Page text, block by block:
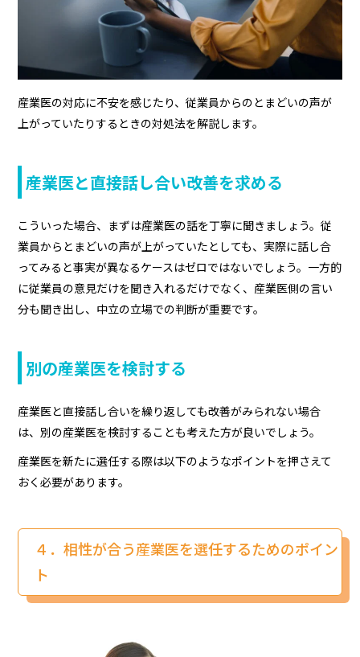
産業医の対応に不安を感じたり、従業員からのとまどいの声が
上がっていたりするときの対処法を解説します。
産業医と直接話し合い改善を求める
こういった場合、まずは産業医の話を丁寧に聞きましょう。従
業員からとまどいの声が上がっていたとしても、実際に話し合
ってみると事実が異なるケースはゼロではないでしょう。一方的
に従業員の意見だけを聞き入れるだけでなく、産業医側の言い
分も聞き出し、中立の立場での判断が重要です。
別の産業医を検討する
産業医と直接話し合いを繰り返しても改善がみられない場合
は、別の産業医を検討することも考えた方が良いでしょう。
産業医を新たに選任する際は以下のようなポイントを押さえて
おく必要があります。
４．相性が合う産業医を選任するためのポイン
ト